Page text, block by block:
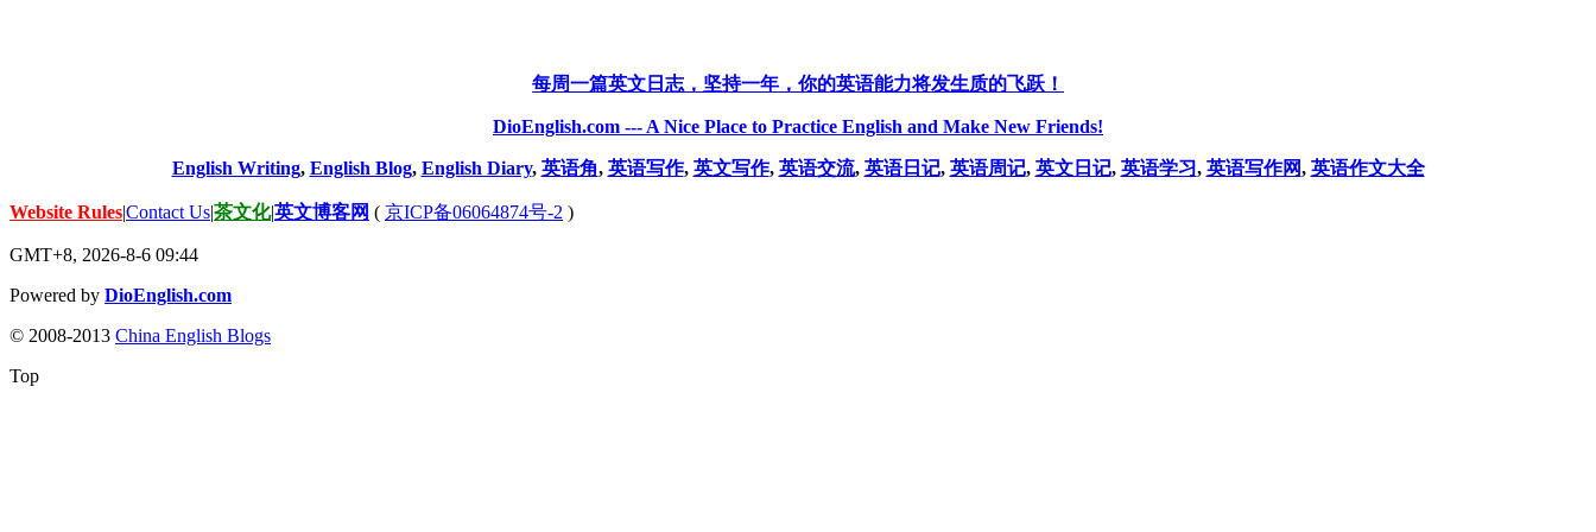
每周一篇英文日志，坚持一年，你的英语能力将发生质的飞跃！
DioEnglish.com --- A Nice Place to Practice English and Make New Friends!
English Writing, English Blog, English Diary, 英语角, 英语写作, 英文写作, 英语交流, 英语日记, 英语周记, 英文日记, 英语学习, 英语写作网, 英语作文大全
Website Rules|Contact Us|茶文化|英文博客网 ( 京ICP备06064874号-2 )
GMT+8, 2026-8-6 09:44
Powered by DioEnglish.com
© 2008-2013 China English Blogs
Top